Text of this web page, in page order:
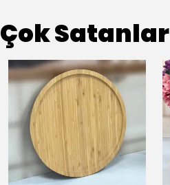
Çok Satanlar